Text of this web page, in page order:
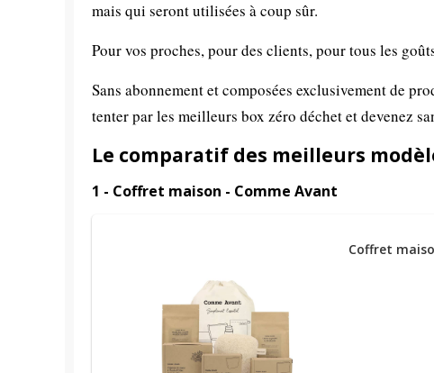
mais qui seront utilisées à coup sûr.
Pour vos proches, pour des clients, pour tous les
Sans abonnement et composées exclusivement de
tenter par les meilleurs box zéro déchet et devenez
Le comparatif des meilleurs
1 - Coffret maison - Comme Avant
Coffret